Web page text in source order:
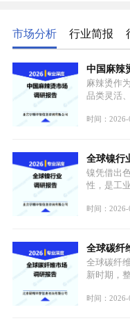
市场分析 行业简报
中国麻辣
麻辣烫作
品类灵活
型，叠加
特点，在
具备强劲
时间：2026-
全球镍行
镍凭借出
性，是工
用价值难
型为新能
资源与产
迭代、再
时间：2026-
全球碳纤
全球碳纤
新时期，
持续扩张
时间：2026-